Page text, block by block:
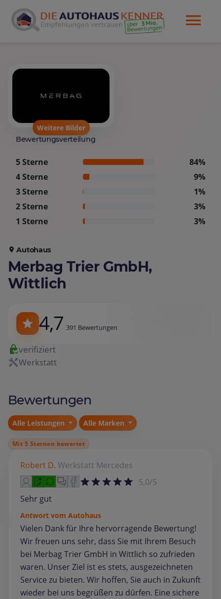
Weitere Bilder
Bewertungsverteilung
5 Sterne
84%
4 Sterne
9%
3 Sterne
1%
2 Sterne
3%
1 Sterne
3%
Autohaus
Merbag Trier GmbH,
Wittlich
4,7 391 Bewertungen
verifiziert
Werkstatt
Bewertungen
Alle Leistungen Alle Marken
Mit 5 Sternen bewertet
Robert D. Werkstatt Mercedes
5,0/5
Sehr gut
Antwort vom Autohaus
Vielen Dank für Ihre hervorragende Bewertung!
Wir freuen uns sehr, dass Sie mit Ihrem Besuch
bei Merbag Trier GmbH in Wittlich so zufrieden
waren. Unser Ziel ist es stets, ausgezeichneten
Service zu bieten. Wir hoffen, Sie auch in Zukunft
wieder bei uns begrüßen zu dürfen. Eine sichere